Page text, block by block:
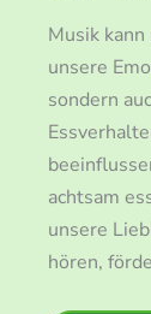
Musik
unsere
sondern
achtsam
unsere
hören,